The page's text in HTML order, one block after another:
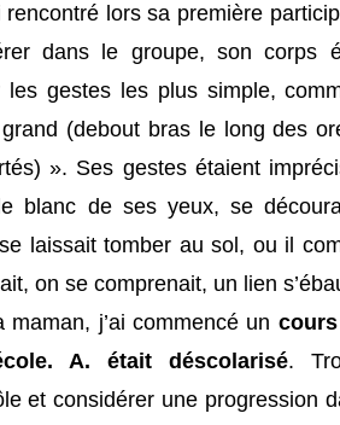
rencontré lors sa première
dans le groupe, son
les gestes les plus simple,
(debout bras le long des
». Ses gestes étaient
blanc de ses yeux, se
laissait tomber au sol, ou il
on se comprenait, un lien
j’ai commencé un
A. était déscolarisé.
et considérer une progression